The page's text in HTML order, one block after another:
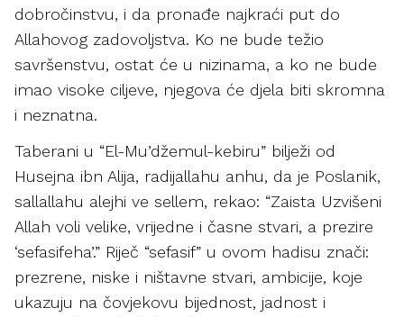
dobročinstvu, i da pronađe najkraći put do
Allahovog zadovoljstva. Ko ne bude težio
savršenstvu, ostat će u nizinama, a ko ne bude
imao visoke ciljeve, njegova će djela biti skromna
i neznatna.
Taberani u “El-Mu’džemul-kebiru” bilježi od
Husejna ibn Alija, radijallahu anhu, da je Poslanik,
sallallahu alejhi ve sellem, rekao: “Zaista Uzvišeni
Allah voli velike, vrijedne i časne stvari, a prezire
‘sefasifeha’.” Riječ “sefasif” u ovom hadisu znači:
prezrene, niske i ništavne stvari, ambicije, koje
ukazuju na čovjekovu bijednost, jadnost i